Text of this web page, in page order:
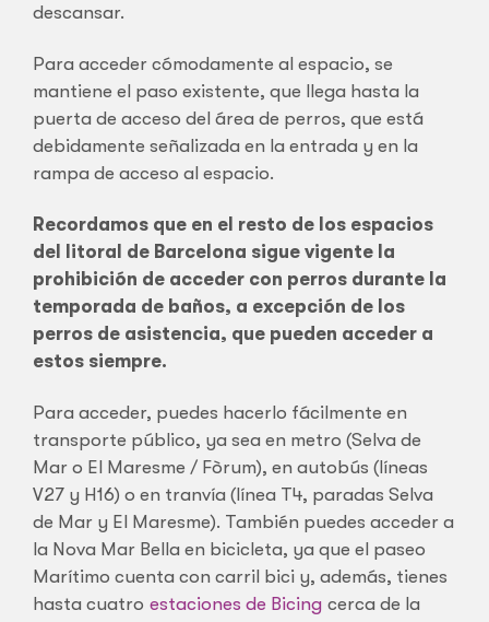
descansar.
Para acceder cómodamente al espacio, se
mantiene el paso existente, que llega hasta la
puerta de acceso del área de perros, que está
debidamente señalizada en la entrada y en la
rampa de acceso al espacio.
Recordamos que en el resto de los espacios
del litoral de Barcelona sigue vigente la
prohibición de acceder con perros durante la
temporada de baños, a excepción de los
perros de asistencia, que pueden acceder a
estos siempre.
Para acceder, puedes hacerlo fácilmente en
transporte público, ya sea en metro (Selva de
Mar o El Maresme / Fòrum), en autobús (líneas
V27 y H16) o en tranvía (línea T4, paradas Selva
de Mar y El Maresme). También puedes acceder a
la Nova Mar Bella en bicicleta, ya que el paseo
Marítimo cuenta con carril bici y, además, tienes
hasta cuatro estaciones de Bicing cerca de la